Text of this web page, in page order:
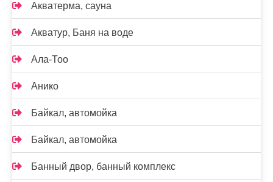
Акватерма, сауна
Акватур, Баня на воде
Ала-Тоо
Анико
Байкал, автомойка
Байкал, автомойка
Банный двор, банный комплекс